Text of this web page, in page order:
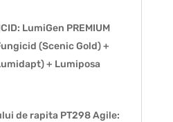
LumiGen PREMIUM
(Scenic Gold) +
+ Lumiposa
de rapita PT298 Agile: